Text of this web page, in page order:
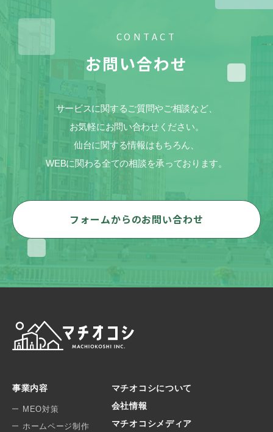
CONTACT
お問い合わせ
サービスに関するご質問やご相談など、
お気軽にお問い合わせください。
仙台に関する情報はもちろん、
WEBに関わる全ての相談を承っております。
フォームからのお問い合わせ
事業内容
MEO対策
ホームページ制作
マチオコシについて
会社情報
マチオコシメディア